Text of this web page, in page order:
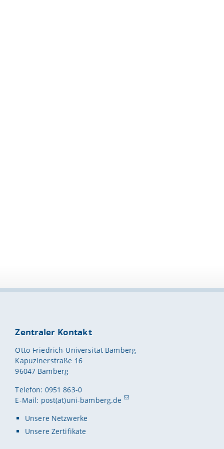
Zentraler Kontakt
Otto-Friedrich-Universität Bamberg
Kapuzinerstraße 16
96047 Bamberg
Telefon: 0951 863-0
E-Mail: post(at)uni-bamberg.de
Unsere Netzwerke
Unsere Zertifikate